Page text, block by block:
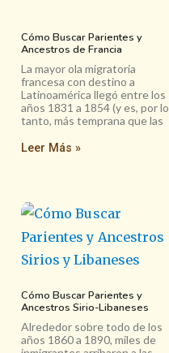
Cómo Buscar Parientes y
Ancestros de Francia
La mayor ola migratoria
francesa con destino a
Latinoamérica llegó entre los
años 1831 a 1854 (y es, por lo
tanto, más temprana que las
Leer Más »
Cómo Buscar Parientes y
Ancestros Sirio-Libaneses
Alrededor sobre todo de los
años 1860 a 1890, miles de